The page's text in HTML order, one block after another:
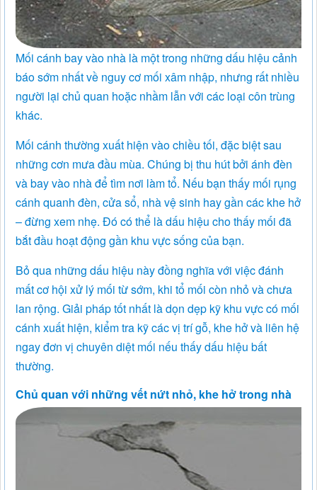
Mối cánh bay vào nhà là một trong những dấu hiệu cảnh
báo sớm nhất về nguy cơ mối xâm nhập, nhưng rất nhiều
người lại chủ quan hoặc nhầm lẫn với các loại côn trùng
khác.
Mối cánh thường xuất hiện vào chiều tối, đặc biệt sau
những cơn mưa đầu mùa. Chúng bị thu hút bởi ánh đèn
và bay vào nhà để tìm nơi làm tổ. Nếu bạn thấy mối rụng
cánh quanh đèn, cửa sổ, nhà vệ sinh hay gần các khe hở
– đừng xem nhẹ. Đó có thể là dấu hiệu cho thấy mối đã
bắt đầu hoạt động gần khu vực sống của bạn.
Bỏ qua những dấu hiệu này đồng nghĩa với việc đánh
mất cơ hội xử lý mối từ sớm, khi tổ mối còn nhỏ và chưa
lan rộng. Giải pháp tốt nhất là dọn dẹp kỹ khu vực có mối
cánh xuất hiện, kiểm tra kỹ các vị trí gỗ, khe hở và liên hệ
ngay đơn vị chuyên diệt mối nếu thấy dấu hiệu bất
thường.
Chủ quan với những vết nứt nhỏ, khe hở trong nhà